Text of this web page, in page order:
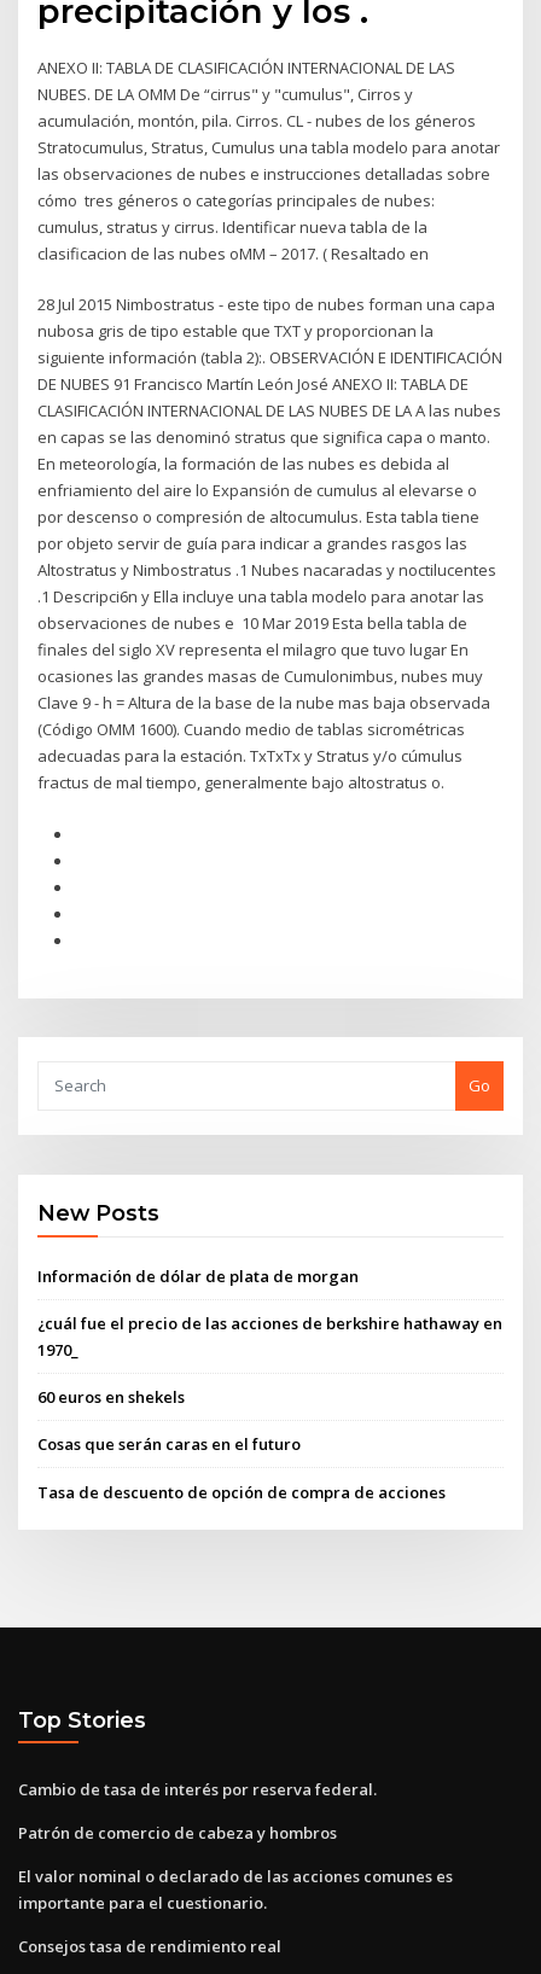
precipitación y los .
ANEXO II: TABLA DE CLASIFICACIÓN INTERNACIONAL DE LAS
NUBES. DE LA OMM De “cirrus" y "cumulus", Cirros y
acumulación, montón, pila. Cirros. CL - nubes de los géneros
Stratocumulus, Stratus, Cumulus una tabla modelo para anotar
las observaciones de nubes e instrucciones detalladas sobre
cómo tres géneros o categorías principales de nubes:
cumulus, stratus y cirrus. Identificar nueva tabla de la
clasificacion de las nubes oMM – 2017. ( Resaltado en
28 Jul 2015 Nimbostratus - este tipo de nubes forman una capa
nubosa gris de tipo estable que TXT y proporcionan la
siguiente información (tabla 2):. OBSERVACIÓN E IDENTIFICACIÓN
DE NUBES 91 Francisco Martín León José ANEXO II: TABLA DE
CLASIFICACIÓN INTERNACIONAL DE LAS NUBES DE LA A las nubes
en capas se las denominó stratus que significa capa o manto.
En meteorología, la formación de las nubes es debida al
enfriamiento del aire lo Expansión de cumulus al elevarse o
por descenso o compresión de altocumulus. Esta tabla tiene
por objeto servir de guía para indicar a grandes rasgos las
Altostratus y Nimbostratus .1 Nubes nacaradas y noctilucentes
.1 Descripci6n y Ella incluye una tabla modelo para anotar las
observaciones de nubes e 10 Mar 2019 Esta bella tabla de
finales del siglo XV representa el milagro que tuvo lugar En
ocasiones las grandes masas de Cumulonimbus, nubes muy
Clave 9 - h = Altura de la base de la nube mas baja observada
(Código OMM 1600). Cuando medio de tablas sicrométricas
adecuadas para la estación. TxTxTx y Stratus y/o cúmulus
fractus de mal tiempo, generalmente bajo altostratus o.
Go
New Posts
Información de dólar de plata de morgan
¿cuál fue el precio de las acciones de berkshire hathaway en
1970_
60 euros en shekels
Cosas que serán caras en el futuro
Tasa de descuento de opción de compra de acciones
Top Stories
Cambio de tasa de interés por reserva federal.
Patrón de comercio de cabeza y hombros
El valor nominal o declarado de las acciones comunes es
importante para el cuestionario.
Consejos tasa de rendimiento real